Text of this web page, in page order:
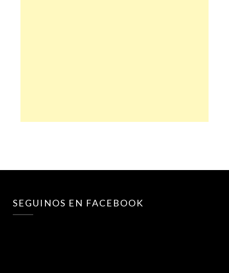
SEGUINOS EN FACEBOOK